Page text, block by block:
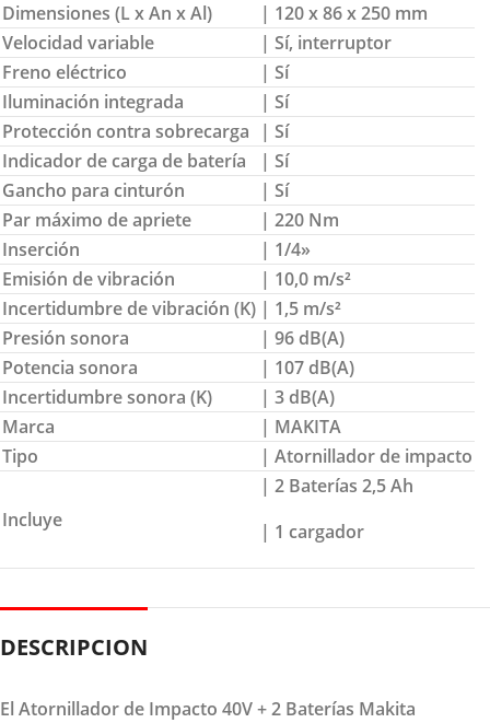
Dimensiones (L x An x Al)
| 120 x 86 x 250 mm
Velocidad variable
| Sí, interruptor
Freno eléctrico
| Sí
Iluminación integrada
| Sí
Protección contra sobrecarga
| Sí
Indicador de carga de batería
| Sí
Gancho para cinturón
| Sí
Par máximo de apriete
| 220 Nm
Inserción
| 1/4»
Emisión de vibración
| 10,0 m/s²
Incertidumbre de vibración (K) | 1,5 m/s²
Presión sonora
| 96 dB(A)
Potencia sonora
| 107 dB(A)
Incertidumbre sonora (K)
| 3 dB(A)
Marca
| MAKITA
Tipo
| Atornillador de impacto
Incluye
| 2 Baterías 2,5 Ah
| 1 cargador
DESCRIPCION
El Atornillador de Impacto 40V + 2 Baterías Makita